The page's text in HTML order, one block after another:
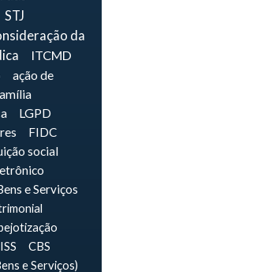
STJ
da
ITCMD
ação de
LGPD
FIDC
social
e Serviços
ISS
CBS
e Serviços)